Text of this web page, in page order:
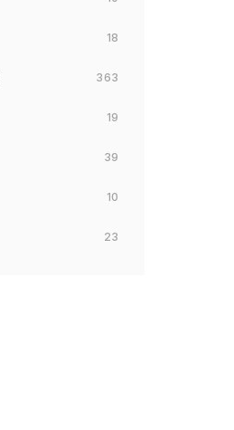
18
363
19
39
10
23